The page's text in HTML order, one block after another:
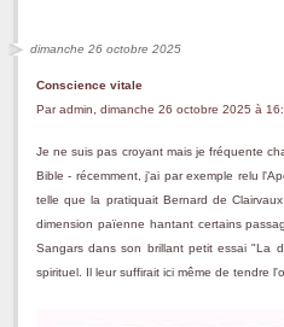
dimanche 26 octobre 2025
Conscience vitale
Par admin, dimanche 26 octobre 2025 à
Je ne suis pas croyant mais je fréquente
Bible - récemment, j'ai par exemple relu
telle que la pratiquait Bernard de
dimension païenne hantant certains
Sangars dans son brillant petit essai "La
spirituel. Il leur suffirait ici même de tendre